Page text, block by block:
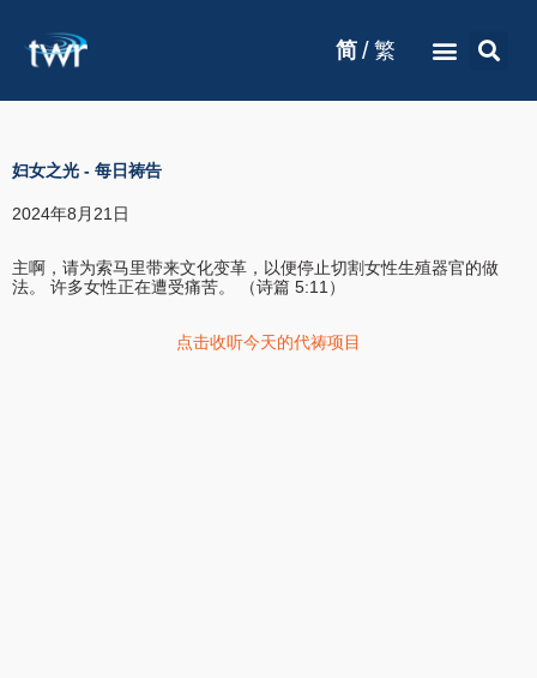
简 / 繁
妇女之光 - 每日祷告
2024年8月21日
主啊，请为索马里带来文化变革，以便停止切割女性生殖器官的做
法。 许多女性正在遭受痛苦。 （诗篇 5:11）
点击收听今天的代祷项目